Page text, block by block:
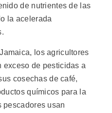
de nutrientes de las
la acelerada
los agricultores
exceso de pesticidas a
cosechas de café,
químicos para la
pescadores usan